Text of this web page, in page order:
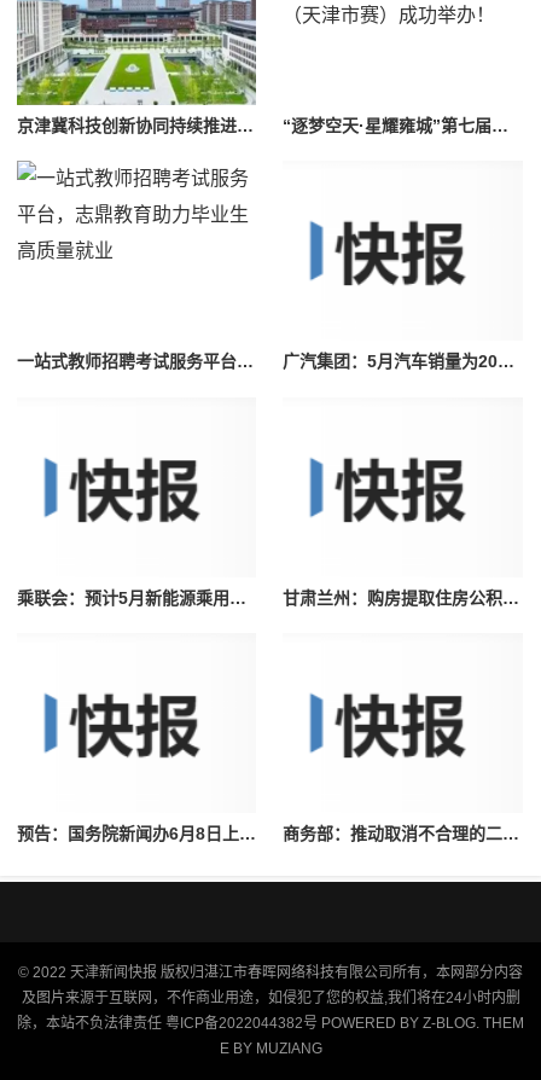
京津冀科技创新协同持续推进，眼神科技助推雄安新区城市大脑建设 “逐梦空天·星耀雍城”第七届全国青少年无人机大赛（天津市赛）成功举办！
一站式教师招聘考试服务平台，志鼎教育助力毕业生高质量就业 广汽集团：5月汽车销量为209606辆，同比增长14.50%
乘联会：预计5月新能源乘用车厂家批发销量67万辆环比增长11% 甘肃兰州：购房提取住房公积金期限延长至3年
预告：国务院新闻办6月8日上午10时召开应急管理司专题新闻发布会《权威部门谈》发布 商务部：推动取消不合理的二手车流通限制加快统一汽车市场建设
© 2022 天津新闻快报 版权归湛江市春晖网络科技有限公司所有，本网部分内容
及图片来源于互联网，不作商业用途，如侵犯了您的权益,我们将在24小时内删
除，本站不负法律责任 粤ICP备2022044382号 POWERED BY Z-BLOG. THEM
E BY MUZIANG